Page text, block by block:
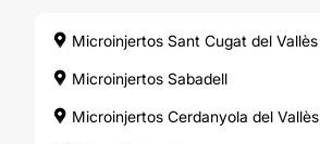
Microinjertos Sant Cugat del Vallès
Microinjertos Sabadell
Microinjertos Cerdanyola del Vallès